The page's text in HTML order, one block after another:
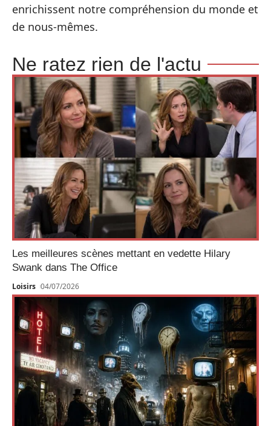
enrichissent notre compréhension du monde et
de nous-mêmes.
Ne ratez rien de l'actu
Les meilleures scènes mettant en vedette Hilary
Swank dans The Office
Loisirs 04/07/2026